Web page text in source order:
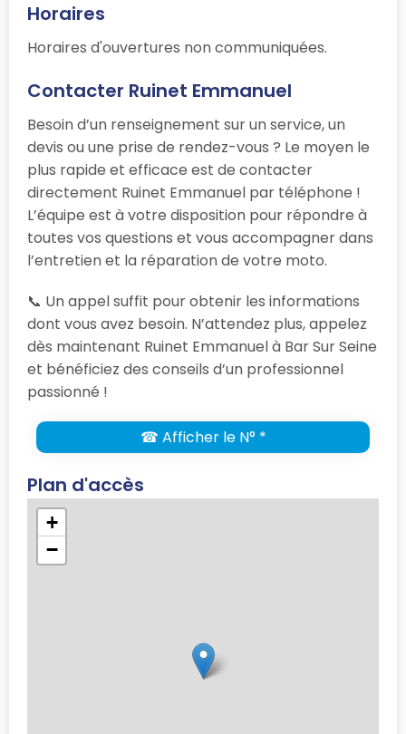
Horaires
Horaires d'ouvertures non communiquées.
Contacter Ruinet Emmanuel
Besoin d’un renseignement sur un service, un
devis ou une prise de rendez-vous ? Le moyen le
plus rapide et efficace est de contacter
directement Ruinet Emmanuel par téléphone !
L’équipe est à votre disposition pour répondre à
toutes vos questions et vous accompagner dans
l’entretien et la réparation de votre moto.
📞 Un appel suffit pour obtenir les informations
dont vous avez besoin. N’attendez plus, appelez
dès maintenant Ruinet Emmanuel à Bar Sur Seine
et bénéficiez des conseils d’un professionnel
passionné !
☎ Afficher le N° *
Plan d'accès
+
−